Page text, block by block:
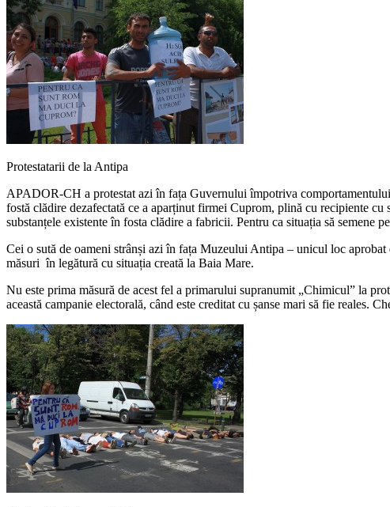
Protestatarii de la Antipa
APADOR-CH a protestat azi în fața Guvernului împotriva
fostă clădire dezafectată ce a aparținut firmei Cuprom, plină cu recipiente
substanțele existente în fosta clădire a fabricii. Pentru ca situația să semene
Cei o sută de oameni strânși azi în fața Muzeului Antipa – unicul loc
măsuri în legătură cu situația creată la Baia Mare.
Nu este prima măsură de acest fel a primarului supranumit „Chimicul” la
această campanie electorală, când este creditat cu șanse mari să fie reales.